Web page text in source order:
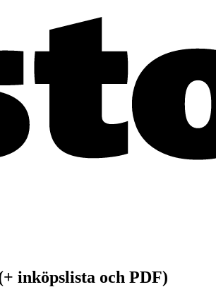
inköpslista och PDF)